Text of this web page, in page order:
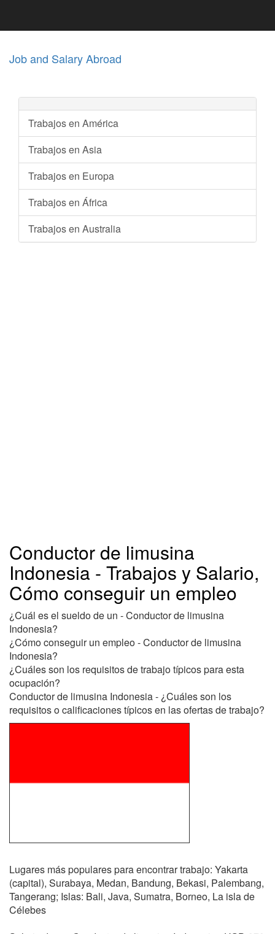
Job and Salary Abroad
Trabajos en América
Trabajos en Asia
Trabajos en Europa
Trabajos en África
Trabajos en Australia
Conductor de limusina
Indonesia - Trabajos y Salario,
Cómo conseguir un empleo
¿Cuál es el sueldo de un - Conductor de limusina
Indonesia?
¿Cómo conseguir un empleo - Conductor de limusina
Indonesia?
¿Cuáles son los requisitos de trabajo típicos para esta
ocupación?
Conductor de limusina Indonesia - ¿Cuáles son los
requisitos o calificaciones típicos en las ofertas de trabajo?
Lugares más populares para encontrar trabajo: Yakarta
(capital), Surabaya, Medan, Bandung, Bekasi, Palembang,
Tangerang; Islas: Bali, Java, Sumatra, Borneo, La isla de
Célebes